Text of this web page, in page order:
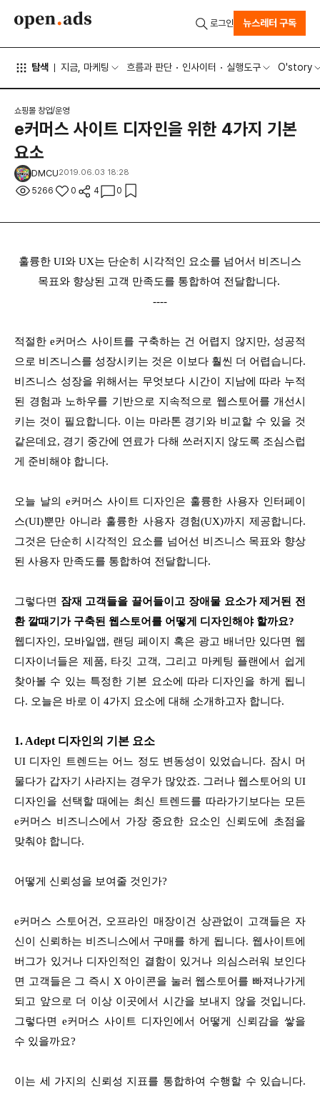
탐색 지금, 마케팅 흐름과 판단 인사이터 실행도구 O'story
로그인 뉴스레터 구독
쇼핑몰 창업/운영
e커머스 사이트 디자인을 위한 4가지 기본
요소
DMCU2019.06.03 18:28
5266 0 4 0
훌륭한 UI와 UX는 단순히 시각적인 요소를 넘어서 비즈니스
목표와 향상된 고객 만족도를 통합하여 전달합니다.
----
적절한 e커머스 사이트를 구축하는 건 어렵지 않지만, 성공적
으로 비즈니스를 성장시키는 것은 이보다 훨씬 더 어렵습니다.
비즈니스 성장을 위해서는 무엇보다 시간이 지남에 따라 누적
된 경험과 노하우를 기반으로 지속적으로 웹스토어를 개선시
키는 것이 필요합니다. 이는 마라톤 경기와 비교할 수 있을 것
같은데요, 경기 중간에 연료가 다해 쓰러지지 않도록 조심스럽
게 준비해야 합니다.
오늘 날의 e커머스 사이트 디자인은 훌륭한 사용자 인터페이
스(UI)뿐만 아니라 훌륭한 사용자 경험(UX)까지 제공합니다.
그것은 단순히 시각적인 요소를 넘어선 비즈니스 목표와 향상
된 사용자 만족도를 통합하여 전달합니다.
그렇다면 잠재 고객들을 끌어들이고 장애물 요소가 제거된 전
환 깔때기가 구축된 웹스토어를 어떻게 디자인해야 할까요?
웹디자인, 모바일앱, 랜딩 페이지 혹은 광고 배너만 있다면 웹
디자이너들은 제품, 타깃 고객, 그리고 마케팅 플랜에서 쉽게
찾아볼 수 있는 특정한 기본 요소에 따라 디자인을 하게 됩니
다. 오늘은 바로 이 4가지 요소에 대해 소개하고자 합니다.
1. Adept 디자인의 기본 요소
UI 디자인 트렌드는 어느 정도 변동성이 있었습니다. 잠시 머
물다가 갑자기 사라지는 경우가 많았죠. 그러나 웹스토어의 UI
디자인을 선택할 때에는 최신 트렌드를 따라가기보다는 모든
e커머스 비즈니스에서 가장 중요한 요소인 신뢰도에 초점을
맞춰야 합니다.
어떻게 신뢰성을 보여줄 것인가?
e커머스 스토어건, 오프라인 매장이건 상관없이 고객들은 자
신이 신뢰하는 비즈니스에서 구매를 하게 됩니다. 웹사이트에
버그가 있거나 디자인적인 결함이 있거나 의심스러워 보인다
면 고객들은 그 즉시 X 아이콘을 눌러 웹스토어를 빠져나가게
되고 앞으로 더 이상 이곳에서 시간을 보내지 않을 것입니다.
그렇다면 e커머스 사이트 디자인에서 어떻게 신뢰감을 쌓을
수 있을까요?
이는 세 가지의 신뢰성 지표를 통합하여 수행할 수 있습니다.